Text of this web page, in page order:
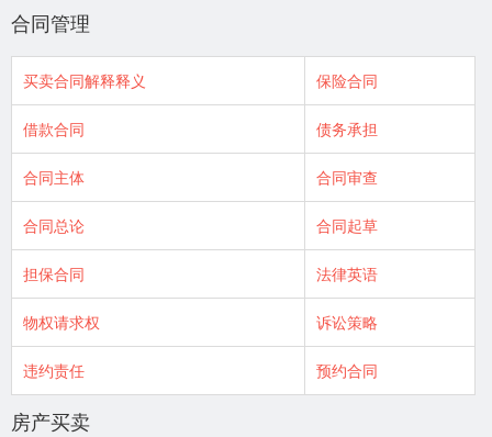
合同管理
买卖合同解释释义 保险合同
借款合同 债务承担
合同主体 合同审查
合同总论 合同起草
担保合同 法律英语
物权请求权 诉讼策略
违约责任 预约合同
房产买卖